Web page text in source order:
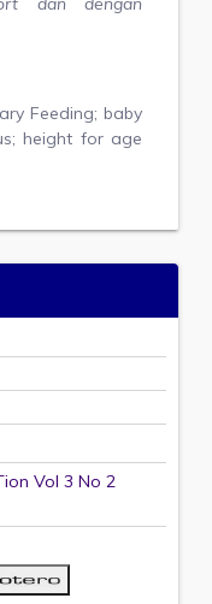
Feeding; baby
height for age
Vol 3 No 2